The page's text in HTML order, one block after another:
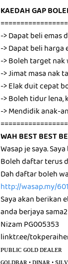
KAEDAH GAP
-> Dapat beli emas
-> Dapat beli
-> Boleh target
-> Jimat masa nak
-> Elak duit cepat
-> Boleh tidur lena,
-> Mendidik anak-
WAH BEST BEST
Wasap je saya.
Boleh daftar terus
Dah daftar boleh
http://wasap.my/
Saya akan berikan
anda berjaya
Nizam PG005353
linktr.ee/
ᴘᴜʙʟɪᴄ ɢᴏʟᴅ ᴅᴇᴀʟᴇʀ